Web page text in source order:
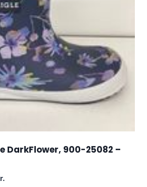
DarkFlower, 900-25082 –